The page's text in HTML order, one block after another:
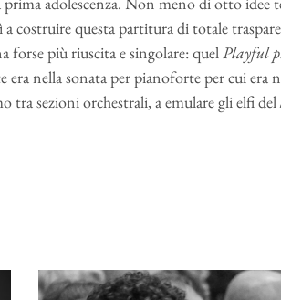
costruire questa partitura di totale
forse più riuscita e singolare: quelPlayful
era nella sonata per pianoforte per cui era
tra sezioni orchestrali, a emulare gli elfi del